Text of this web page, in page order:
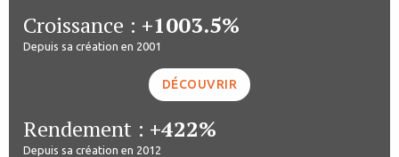
Croissance : +1003.5%
Depuis sa création en 2001
DÉCOUVRIR
Rendement : +422%
Depuis sa création en 2012